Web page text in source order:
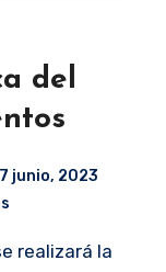
del
junio, 2023